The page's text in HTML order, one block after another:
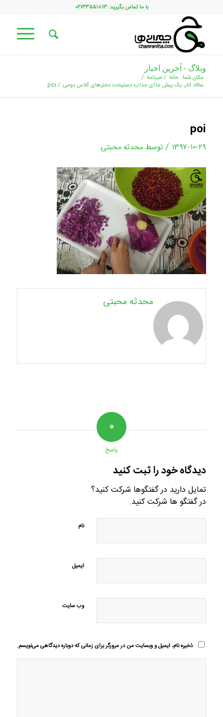
با ما تماس بگیرید: ۰۲۱۳۳۵۵۱۸۱۳
وبلاگ - آخرین اخبار
مکان شما: خانه /خبرنامه /
سالاد انار، یک پیش غذای جذاب؛ دستپخت دخترهای کلاس دومی /
poi
poi
۱۳۹۷-۱۰-۲۹ / توسط محدثه محبتی
محدثه محبتی
۰
پاسخ
دیدگاه خود را ثبت کنید
تمایل دارید در گفتگوها شرکت کنید؟
در گفتگو ها شرکت کنید.
نام
ایمیل
وب‌ سایت
ذخیره نام، ایمیل و وبسایت من در مرورگر برای زمانی که دوباره دیدگاهی می‌نویسم.